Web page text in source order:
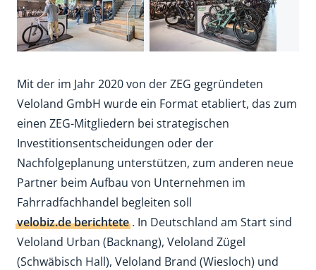
Mit der im Jahr 2020 von der ZEG gegründeten
Veloland GmbH wurde ein Format etabliert, das zum
einen ZEG-Mitgliedern bei strategischen
Investitionsentscheidungen oder der
Nachfolgeplanung unterstützen, zum anderen neue
Partner beim Aufbau von Unternehmen im
Fahrradfachhandel begleiten soll
velobiz.de berichtete. In Deutschland am Start sind
Veloland Urban (Backnang), Veloland Zügel
(Schwäbisch Hall), Veloland Brand (Wiesloch) und